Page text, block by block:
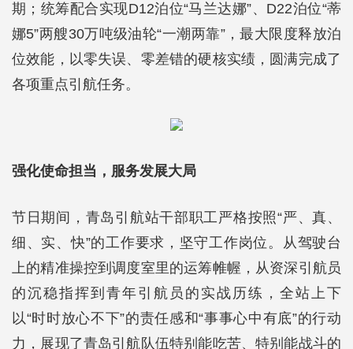
期；统筹配合实现D12泊位“马兰达娜”、D22泊位“蒂
娜5”两艘30万吨级油轮“一潮两靠”，最大限度释放泊
位效能，以零失误、零差错的硬核实绩，圆满完成了
各项重点引航任务。
强化使命担当，服务发展大局
节日期间，青岛引航站干部职工严格按照“严、真、
细、实、快”的工作要求，坚守工作岗位。从驾驶台
上的精准操控到调度室里的运筹帷幄，从资深引航员
的沉稳指挥到青年引航员的实战历练，全站上下
以“时时放心不下”的责任感和“事事心中有底”的行动
力，展现了青岛引航队伍特别能吃苦、特别能战斗的